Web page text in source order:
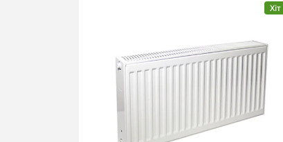
Хіт